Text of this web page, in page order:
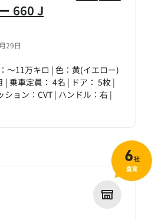
29日
660 J
～11万キロ | 色：黄(イエロー)
| 乗車定員： 4名 | ドア： 5枚 |
ョン：CVT | ハンドル：右 |
6社
査定